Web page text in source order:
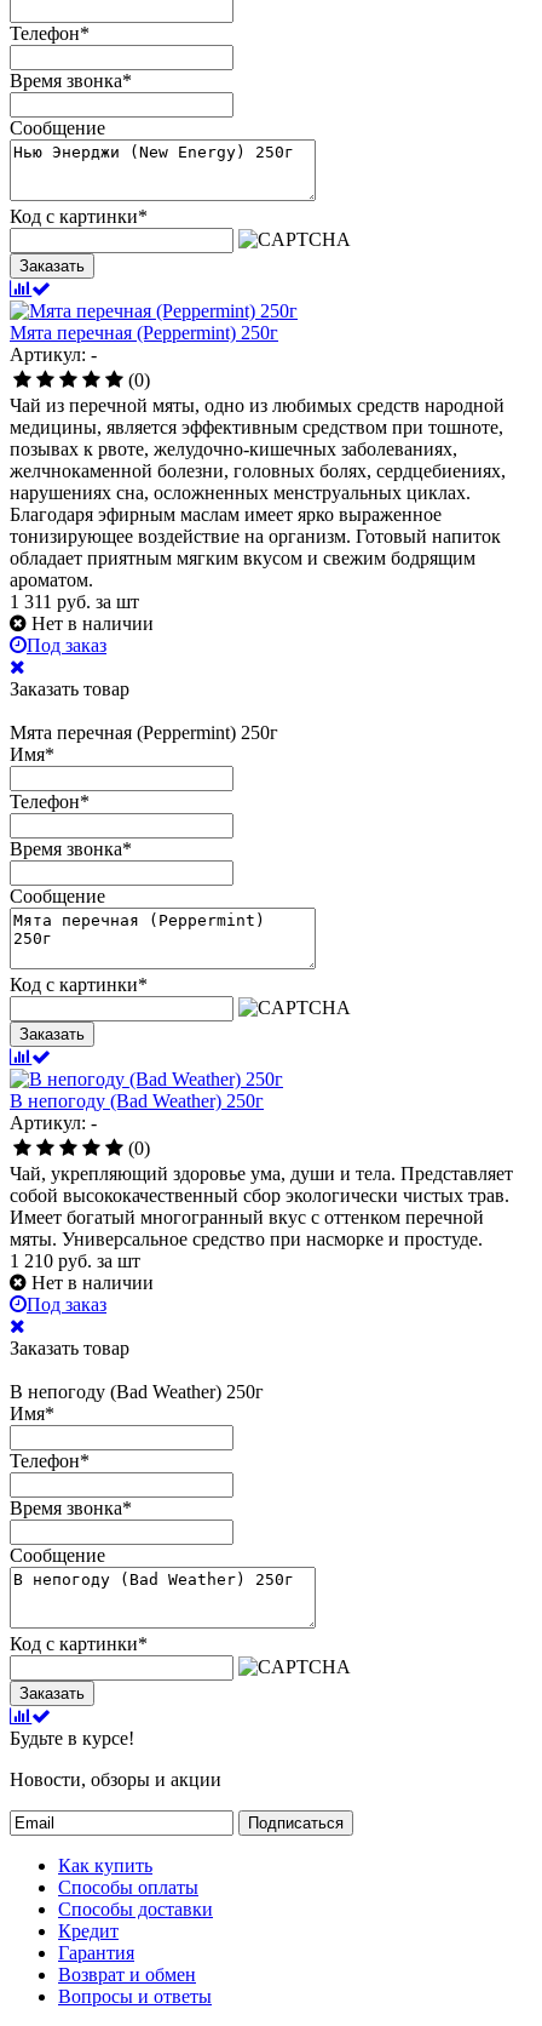
Телефон*
Время звонка*
Сообщение
Код с картинки*
Заказать
Мята перечная (Peppermint) 250г
Артикул: -
(0)
Чай из перечной мяты, одно из любимых средств народной
медицины, является эффективным средством при тошноте,
позывах к рвоте, желудочно-кишечных заболеваниях,
желчнокаменной болезни, головных болях, сердцебиениях,
нарушениях сна, осложненных менструальных циклах.
Благодаря эфирным маслам имеет ярко выраженное
тонизирующее воздействие на организм. Готовый напиток
обладает приятным мягким вкусом и свежим бодрящим
ароматом.
1 311 руб. за шт
Нет в наличии
Под заказ
Заказать товар
Мята перечная (Peppermint) 250г
Имя*
Телефон*
Время звонка*
Сообщение
Код с картинки*
Заказать
В непогоду (Bad Weather) 250г
Артикул: -
(0)
Чай, укрепляющий здоровье ума, души и тела. Представляет
собой высококачественный сбор экологически чистых трав.
Имеет богатый многогранный вкус с оттенком перечной
мяты. Универсальное средство при насморке и простуде.
1 210 руб. за шт
Нет в наличии
Под заказ
Заказать товар
В непогоду (Bad Weather) 250г
Имя*
Телефон*
Время звонка*
Сообщение
Код с картинки*
Заказать
Будьте в курсе!
Новости, обзоры и акции
Подписаться
Как купить
Способы оплаты
Способы доставки
Кредит
Гарантия
Возврат и обмен
Вопросы и ответы